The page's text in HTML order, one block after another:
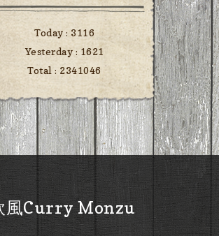
Today : 3116
Yesterday : 1621
Total : 2341046
風Curry Monzu